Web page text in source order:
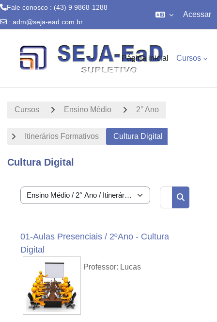
Fale conosco : (43) 9 9868-1288
: adm@seja-ead.com.br
Acessar
Página inicial Cursos
Cursos Ensino Médio 2° Ano
Itinerários Formativos Cultura Digital
Cultura Digital
Categorias de Cursos
Buscar
01-Aulas Presenciais / 2ºAno - Cultura
Digital
Professor: Lucas